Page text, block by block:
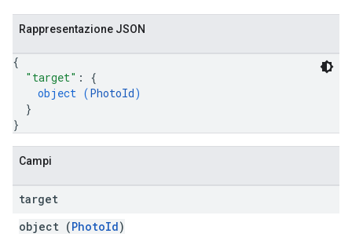
Rappresentazione JSON
{
"target" : {
object (PhotoId)
}
}
Campi
target
object (PhotoId)